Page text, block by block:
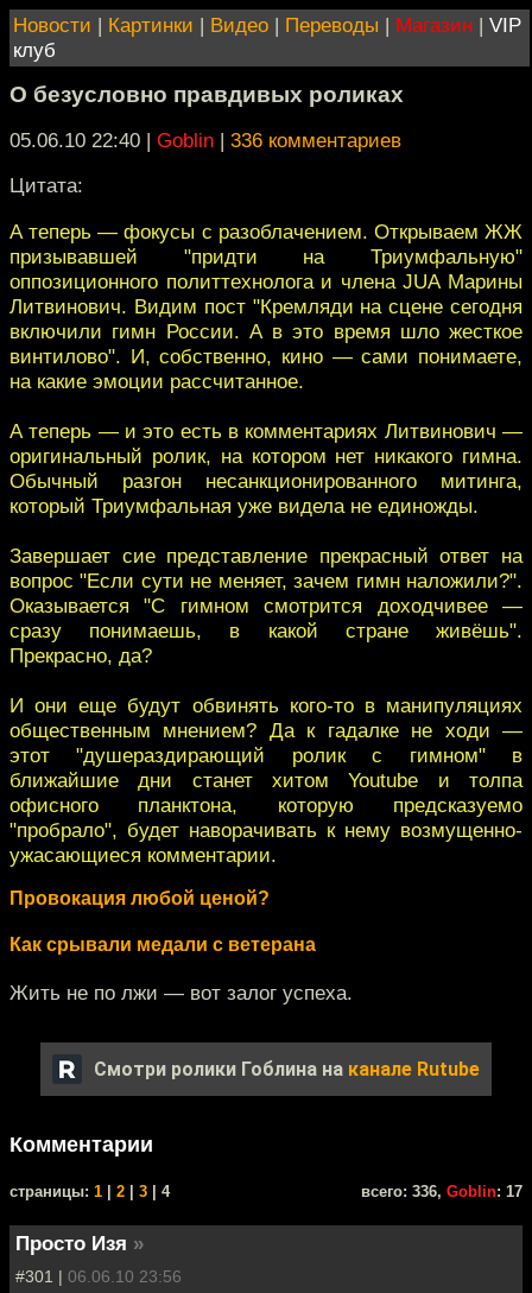
Новости | Картинки | Видео | Переводы | Магазин | VIP
клуб
О безусловно правдивых роликах
05.06.10 22:40 | Goblin | 336 комментариев
Цитата:
А теперь — фокусы с разоблачением. Открываем ЖЖ
призывавшей "придти на Триумфальную"
оппозиционного политтехнолога и члена JUA Марины
Литвинович. Видим пост "Кремляди на сцене сегодня
включили гимн России. А в это время шло жесткое
винтилово". И, собственно, кино — сами понимаете,
на какие эмоции рассчитанное.
А теперь — и это есть в комментариях Литвинович —
оригинальный ролик, на котором нет никакого гимна.
Обычный разгон несанкционированного митинга,
который Триумфальная уже видела не единожды.
Завершает сие представление прекрасный ответ на
вопрос "Если сути не меняет, зачем гимн наложили?".
Оказывается "С гимном смотрится доходчивее —
cразу понимаешь, в какой стране живёшь".
Прекрасно, да?
И они еще будут обвинять кого-то в манипуляциях
общественным мнением? Да к гадалке не ходи —
этот "душераздирающий ролик с гимном" в
ближайшие дни станет хитом Youtube и толпа
офисного планктона, которую предсказуемо
"пробрало", будет наворачивать к нему возмущенно-
ужасающиеся комментарии.
Провокация любой ценой?
Как срывали медали с ветерана
Жить не по лжи — вот залог успеха.
Смотри ролики Гоблина на канале Rutube
Комментарии
cтраницы: 1 2 3 | 4 всего: 336, Goblin: 17
Просто Изя »
#301 | 06.06.10 23:56